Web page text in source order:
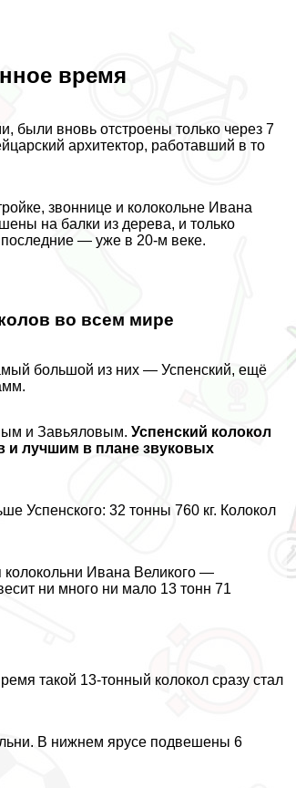
время
были вновь отстроены только через 7
архитектор, работавший в то
звоннице и колокольне Ивана
на балки из дерева, и только
последние — уже в 20-м веке.
во всем мире
большой из них — Успенский, ещё
и Завьяловым.Успенский колокол
и лучшим в плане звуковых
Успенского: 32 тонны 760 кг. Колокол
Ивана Великого —
ни много ни мало 13 тонн 71
такой 13-тонный колокол сразу стал
В нижнем ярусе подвешены 6